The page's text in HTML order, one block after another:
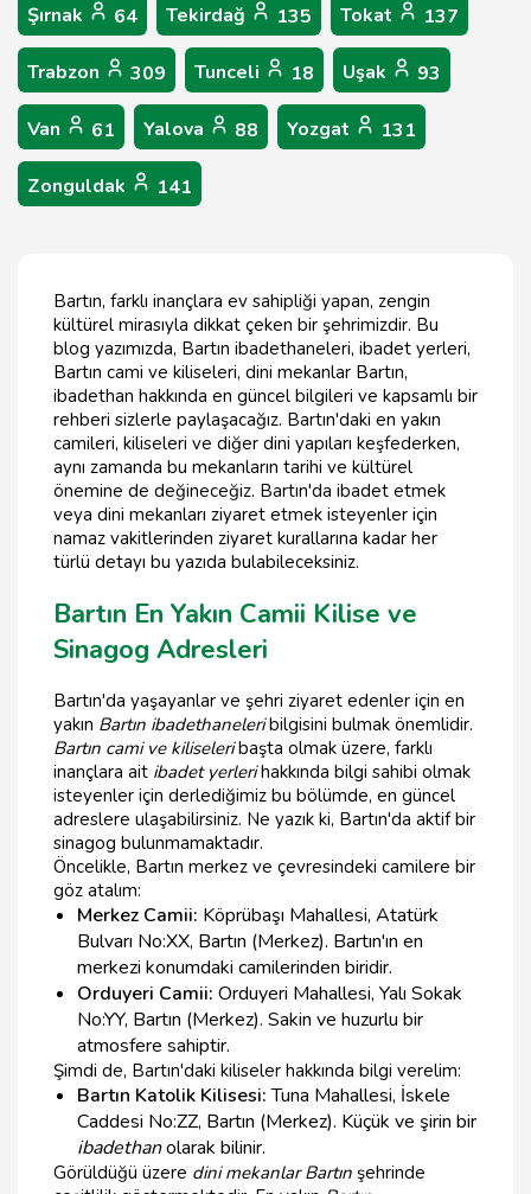
Şırnak 64 Tekirdağ 135 Tokat 137
Trabzon 309 Tunceli 18 Uşak 93
Van 61 Yalova 88 Yozgat 131
Zonguldak 141
Bartın, farklı inançlara ev sahipliği yapan, zengin
kültürel mirasıyla dikkat çeken bir şehrimizdir. Bu
blog yazımızda, Bartın ibadethaneleri, ibadet yerleri,
Bartın cami ve kiliseleri, dini mekanlar Bartın,
ibadethan hakkında en güncel bilgileri ve kapsamlı bir
rehberi sizlerle paylaşacağız. Bartın'daki en yakın
camileri, kiliseleri ve diğer dini yapıları keşfederken,
aynı zamanda bu mekanların tarihi ve kültürel
önemine de değineceğiz. Bartın'da ibadet etmek
veya dini mekanları ziyaret etmek isteyenler için
namaz vakitlerinden ziyaret kurallarına kadar her
türlü detayı bu yazıda bulabileceksiniz.
Bartın En Yakın Camii Kilise ve
Sinagog Adresleri
Bartın'da yaşayanlar ve şehri ziyaret edenler için en
yakın Bartın ibadethaneleribilgisini bulmak önemlidir.
Bartın cami ve kiliseleribaşta olmak üzere, farklı
inançlara ait ibadet yerlerihakkında bilgi sahibi olmak
isteyenler için derlediğimiz bu bölümde, en güncel
adreslere ulaşabilirsiniz. Ne yazık ki, Bartın'da aktif bir
sinagog bulunmamaktadır.
Öncelikle, Bartın merkez ve çevresindeki camilere bir
göz atalım:
Merkez Camii: Köprübaşı Mahallesi, Atatürk
Bulvarı No:XX, Bartın (Merkez). Bartın'ın en
merkezi konumdaki camilerinden biridir.
Orduyeri Camii: Orduyeri Mahallesi, Yalı Sokak
No:YY, Bartın (Merkez). Sakin ve huzurlu bir
atmosfere sahiptir.
Şimdi de, Bartın'daki kiliseler hakkında bilgi verelim:
Bartın Katolik Kilisesi:Tuna Mahallesi, İskele
Caddesi No:ZZ, Bartın (Merkez). Küçük ve şirin bir
ibadethanolarak bilinir.
Görüldüğü üzere dini mekanlar Bartın şehrinde